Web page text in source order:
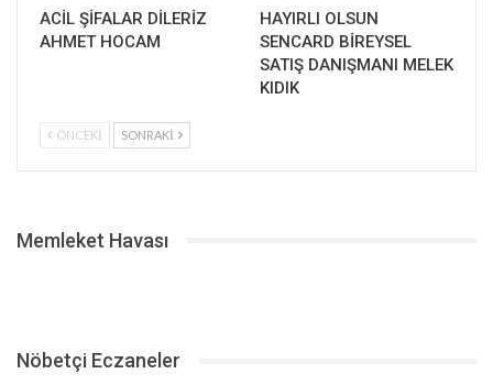
ACİL ŞİFALAR DİLERİZ
AHMET HOCAM
HAYIRLI OLSUN
SENCARD BİREYSEL
SATIŞ DANIŞMANI MELEK
KIDIK
ÖNCEKI SONRAKI
Memleket Havası
Nöbetçi Eczaneler